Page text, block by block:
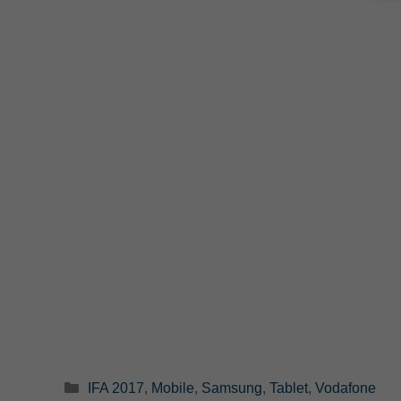
Categorie
IFA 2017, Mobile, Samsung, Tablet, Vodafone